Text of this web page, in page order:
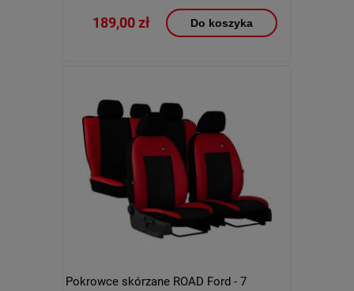
189,00 zł Do koszyka
Pokrowce skórzane ROAD Ford - 7